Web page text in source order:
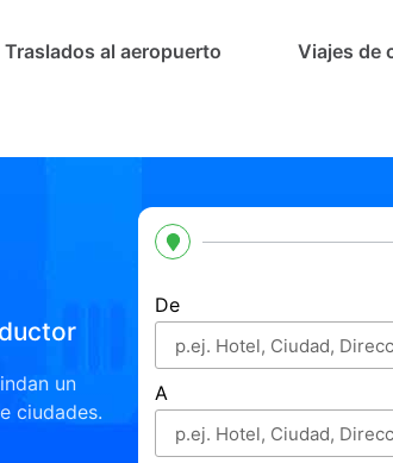
Traslados al aeropuerto Viajes de
un
ciudades.
De
A